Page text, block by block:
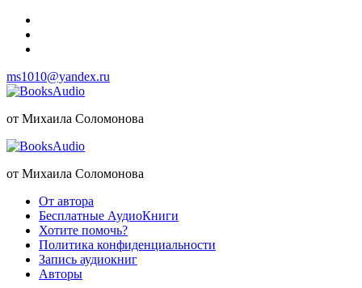
Перейти
содержимому
ms1010@yandex.ru
от Михаила Соломонова
от Михаила Соломонова
От автора
Бесплатные АудиоКниги
Хотите помочь?
Политика конфиденциальности
Запись аудиокниг
Авторы